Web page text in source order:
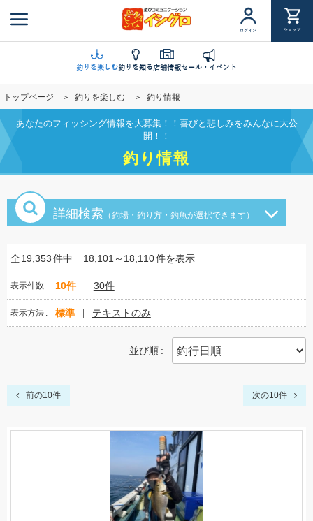
ン
に
移
動
ログイン ショップ
釣りを楽しむ釣りを知る店舗情報セール・イベント
トップページ 釣りを楽しむ 釣り情報
あなたのフィッシング情報を大募集！！喜びと悲しみをみんなに大公
開！！
釣り情報
詳細検索 （釣場・釣り方・釣魚が選択できます）
全19,353件中 18,101～18,110件を表示
表示件数 10件 30件
表示方法 標準 テキストのみ
並び順
前の10件 次の10件